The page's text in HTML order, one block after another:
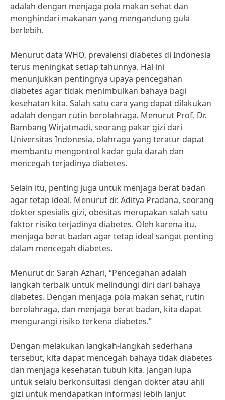
adalah dengan menjaga pola makan sehat dan
menghindari makanan yang mengandung gula
berlebih.
Menurut data WHO, prevalensi diabetes di Indonesia
terus meningkat setiap tahunnya. Hal ini
menunjukkan pentingnya upaya pencegahan
diabetes agar tidak menimbulkan bahaya bagi
kesehatan kita. Salah satu cara yang dapat dilakukan
adalah dengan rutin berolahraga. Menurut Prof. Dr.
Bambang Wirjatmadi, seorang pakar gizi dari
Universitas Indonesia, olahraga yang teratur dapat
membantu mengontrol kadar gula darah dan
mencegah terjadinya diabetes.
Selain itu, penting juga untuk menjaga berat badan
agar tetap ideal. Menurut dr. Aditya Pradana, seorang
dokter spesialis gizi, obesitas merupakan salah satu
faktor risiko terjadinya diabetes. Oleh karena itu,
menjaga berat badan agar tetap ideal sangat penting
dalam mencegah diabetes.
Menurut dr. Sarah Azhari, “Pencegahan adalah
langkah terbaik untuk melindungi diri dari bahaya
diabetes. Dengan menjaga pola makan sehat, rutin
berolahraga, dan menjaga berat badan, kita dapat
mengurangi risiko terkena diabetes.”
Dengan melakukan langkah-langkah sederhana
tersebut, kita dapat mencegah bahaya tidak diabetes
dan menjaga kesehatan tubuh kita. Jangan lupa
untuk selalu berkonsultasi dengan dokter atau ahli
gizi untuk mendapatkan informasi lebih lanjut